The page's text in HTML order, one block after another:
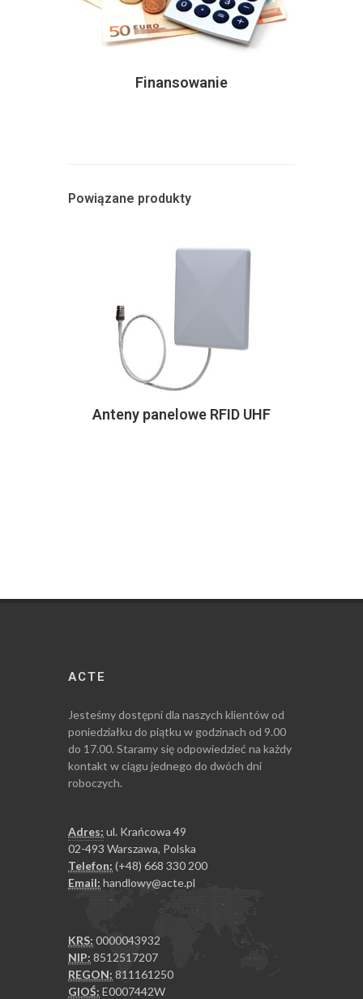
Finansowanie
Powiązane produkty
Anteny panelowe RFID UHF
ACTE
Jesteśmy dostępni dla naszych klientów od
poniedziałku do piątku w godzinach od 9.00
do 17.00. Staramy się odpowiedzieć na każdy
kontakt w ciągu jednego do dwóch dni
roboczych.
Adres: ul. Krańcowa 49
02-493 Warszawa, Polska
Telefon: (+48) 668 330 200
Email: handlowy@acte.pl
KRS: 0000043932
NIP: 8512517207
REGON: 811161250
GIOŚ: E0007442W